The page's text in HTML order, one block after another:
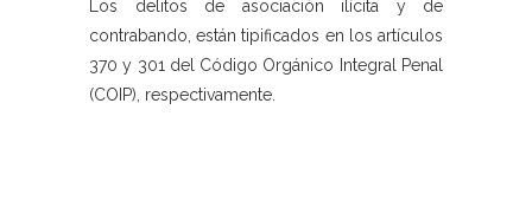
Los delitos de asociación ilícita y de
contrabando, están tipificados en los artículos
370 y 301 del Código Orgánico Integral Penal
(COIP), respectivamente.